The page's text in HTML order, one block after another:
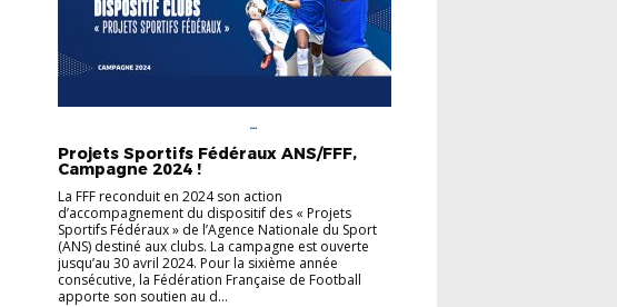
CLUBS
INFORMATIONS GÉNÉRALES
Projets Sportifs Fédéraux ANS/FFF,
Campagne 2024 !
La FFF reconduit en 2024 son action
d’accompagnement du dispositif des « Projets
Sportifs Fédéraux » de l’Agence Nationale du Sport
(ANS) destiné aux clubs. La campagne est ouverte
jusqu’au 30 avril 2024. Pour la sixième année
consécutive, la Fédération Française de Football
apporte son soutien au d...